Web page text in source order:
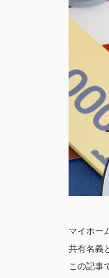
マイホー
共有名義
この記事